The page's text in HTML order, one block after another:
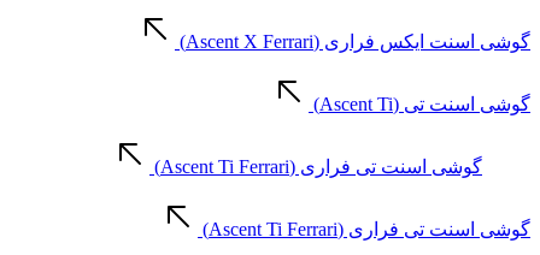
گوشی اسنت ایکس فراری (Ascent X Ferrari)
گوشی اسنت تی (Ascent Ti)
گوشی اسنت تی فراری (Ascent Ti Ferrari)
گوشی اسنت تی فراری (Ascent Ti Ferrari)